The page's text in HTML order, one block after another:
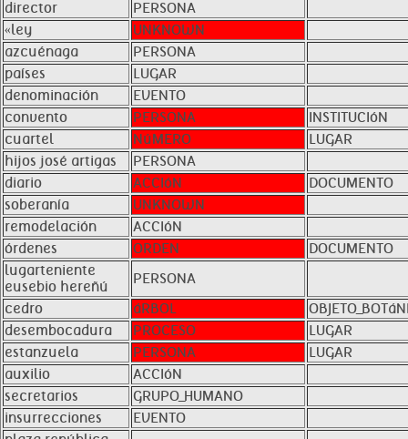
director
PERSONA
«ley
UNKNOWN
azcuénaga
PERSONA
países
LUGAR
denominación
EVENTO
convento
PERSONA
INSTITUCIóN
cuartel
NúMERO
LUGAR
hijos josé artigas
PERSONA
diario
ACCIóN
DOCUMENTO
soberanía
UNKNOWN
remodelación
ACCIóN
órdenes
ORDEN
DOCUMENTO
lugarteniente
eusebio hereñú
PERSONA
cedro
áRBOL
desembocadura
PROCESO
LUGAR
estanzuela
PERSONA
LUGAR
auxilio
ACCIóN
secretarios
GRUPO_HUMANO
insurrecciones
EVENTO